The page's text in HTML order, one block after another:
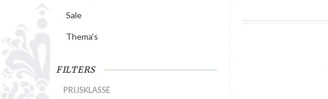
Sale
Thema's
FILTERS
PRIJSKLASSE